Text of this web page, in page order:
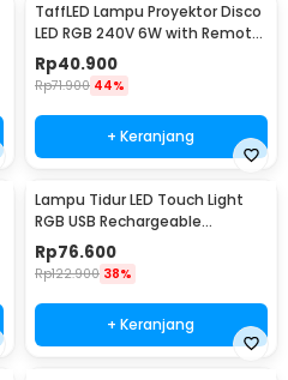
TaffLED Lampu Proyektor Disco
LED RGB 240V 6W with Remote
Control - CY-LV-RG
Rp40.900
Rp71.900 44%
+ Keranjang
Lampu Tidur LED Touch Light
RGB USB Rechargeable
1500mAh 5V 3W - F8-1
Rp76.600
Rp122.900 38%
+ Keranjang